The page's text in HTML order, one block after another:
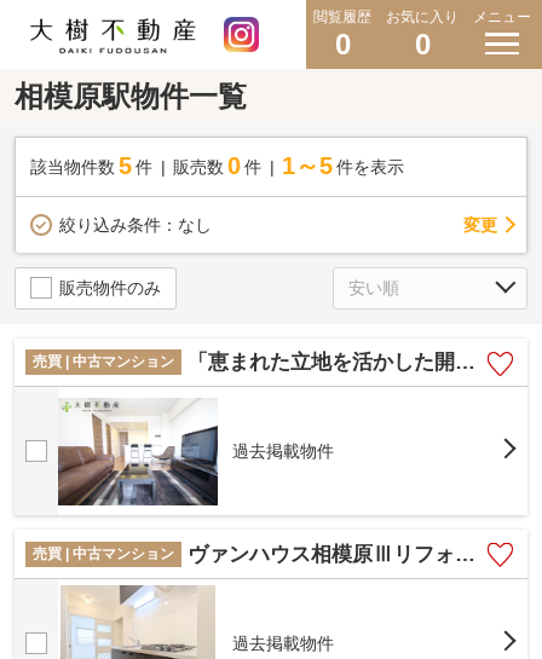
閲覧履歴
0
お気に入り
0
メニュー
相模原駅物件一覧
該当物件数 5件 販売数 0 件 1～5 件を表示
絞り込み条件： なし 変更
販売物件のみ
売買 | 中古マンション 「恵まれた立地を活かした開放的な住戸プラン」 ベルドゥムール相模原
過去掲載物件
売買 | 中古マンション ヴァンハウス相模原Ⅲリフォーム済み住戸
過去掲載物件